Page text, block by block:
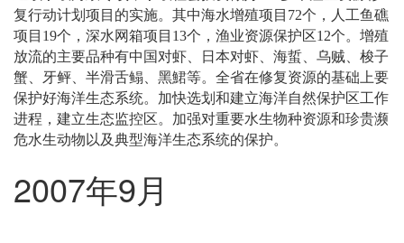
复行动计划项目的实施。其中海水增殖项目 72个，人工鱼礁
项目 19个，深水网箱项目 13个，渔业资源保护区12个。增殖
放流的主要品种有中国对虾、日本对虾、海蜇、乌贼、梭子
蟹、牙鲆、半滑舌鳎、黑鮶等。全省在修复资源的基础上要
保护好海洋生态系统。加快选划和建立海洋自然保护区工作
进程，建立生态监控区。加强对重要水生物种资源和珍贵濒
危水生动物以及典型海洋生态系统的保护。
2007年9 月